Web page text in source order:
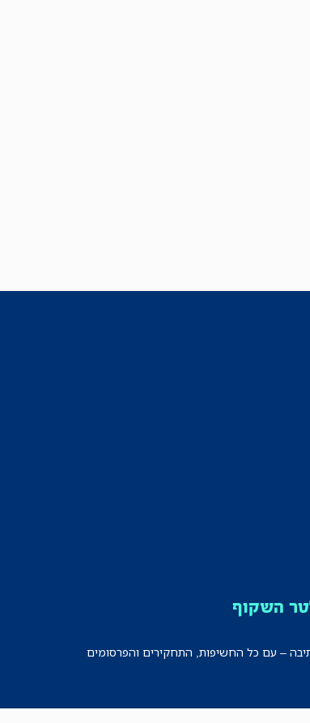
השקוף
– עם כל החשיפות, התחקירים והפרסומים